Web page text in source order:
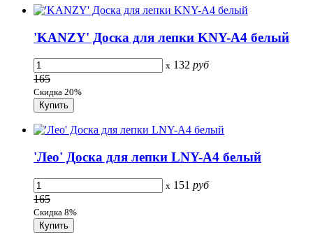
'KANZY' Доска для лепки KNY-A4 белый
x 132 руб
165
Скидка 20%
'Лео' Доска для лепки LNY-A4 белый
x 151 руб
165
Скидка 8%